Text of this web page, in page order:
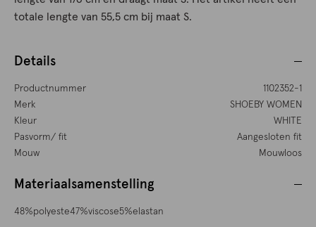
totale lengte van 55,5 cm bij maat S.
Details
Productnummer
1102352-1
Merk
SHOEBY WOMEN
Kleur
WHITE
Pasvorm/ fit
Aangesloten fit
Mouw
Mouwloos
Materiaalsamenstelling
48%polyeste47%viscose5%elastan